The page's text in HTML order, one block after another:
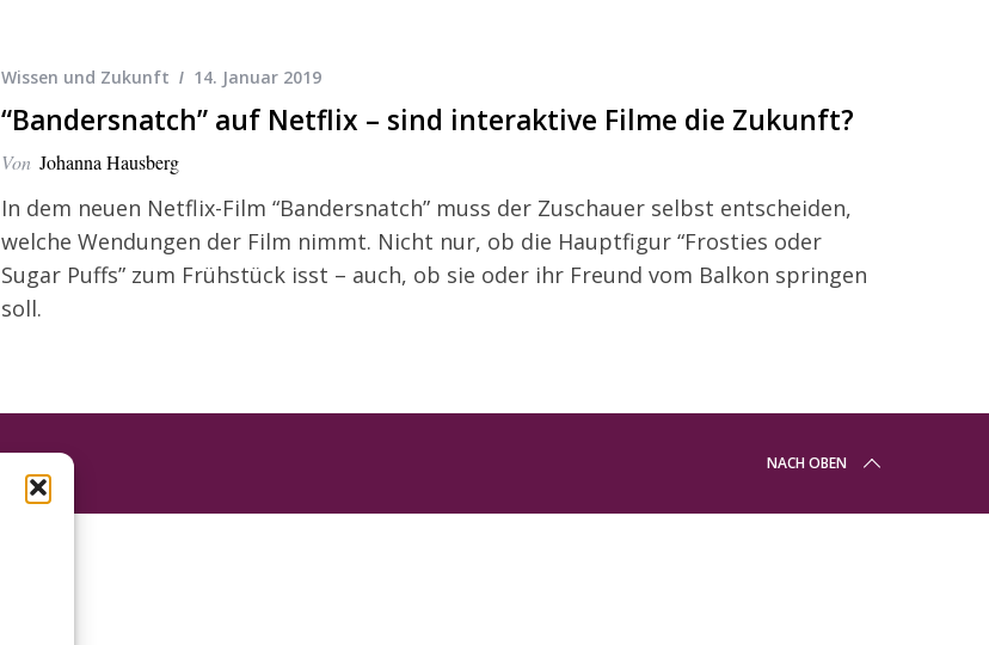
Wissen und Zukunft 14. Januar 2019
“Bandersnatch” auf Netflix – sind interaktive Filme die Zukunft?
Von Johanna Hausberg
In dem neuen Netflix-Film “Bandersnatch” muss der Zuschauer selbst entscheiden,
welche Wendungen der Film nimmt. Nicht nur, ob die Hauptfigur “Frosties oder
Sugar Puffs” zum Frühstück isst – auch, ob sie oder ihr Freund vom Balkon springen
soll.
NACH OBEN